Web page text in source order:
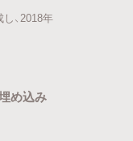
、2018年
め込み